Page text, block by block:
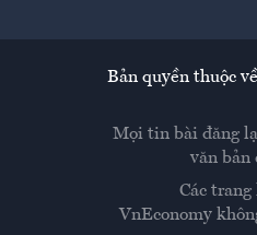
Bản quyền thuộc về
Mọi tin bài đăng
văn bản
Các trang
VnEconomy